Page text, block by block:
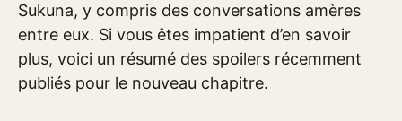
Sukuna, y compris des conversations amères
entre eux. Si vous êtes impatient d’en savoir
plus, voici un résumé des spoilers récemment
publiés pour le nouveau chapitre.